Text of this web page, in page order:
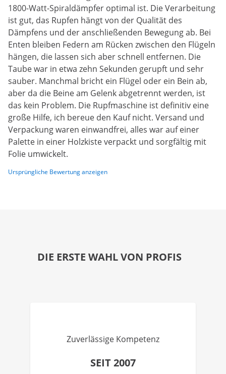
1800-Watt-Spiraldämpfer optimal ist. Die Verarbeitung
ist gut, das Rupfen hängt von der Qualität des
Dämpfens und der anschließenden Bewegung ab. Bei
Enten bleiben Federn am Rücken zwischen den Flügeln
hängen, die lassen sich aber schnell entfernen. Die
Taube war in etwa zehn Sekunden gerupft und sehr
sauber. Manchmal bricht ein Flügel oder ein Bein ab,
aber da die Beine am Gelenk abgetrennt werden, ist
das kein Problem. Die Rupfmaschine ist definitiv eine
große Hilfe, ich bereue den Kauf nicht. Versand und
Verpackung waren einwandfrei, alles war auf einer
Palette in einer Holzkiste verpackt und sorgfältig mit
Folie umwickelt.
Ursprüngliche Bewertung anzeigen
DIE ERSTE WAHL VON PROFIS
Zuverlässige Kompetenz
SEIT 2007